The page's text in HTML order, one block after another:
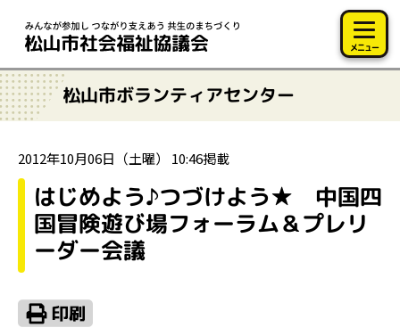
メニュー
松山市ボランティアセンター
2012年10月06日（土曜） 10:46掲載
はじめよう♪つづけよう★ 中国四
国冒険遊び場フォーラム＆プレリ
ーダー会議